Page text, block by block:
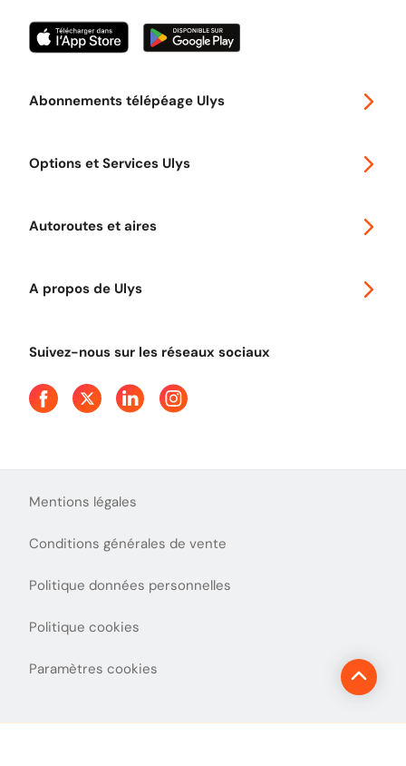
Abonnements télépéage Ulys
Options et Services Ulys
Autoroutes et aires
A propos de Ulys
Presse
Suivez-nous sur les réseaux sociaux
Mentions légales
Conditions générales de vente
Politique données personnelles
Politique cookies
Paramètres cookies